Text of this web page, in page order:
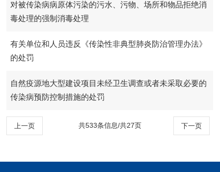
对被传染病病原体污染的污水、污物、场所和物品拒绝消
毒处理的强制消毒处理
有关单位和人员违反《传染性非典型肺炎防治管理办法》
的处罚
自然疫源地大型建设项目未经卫生调查或者未采取必要的
传染病预防控制措施的处罚
上一页 下一页
共533条信息/共27页